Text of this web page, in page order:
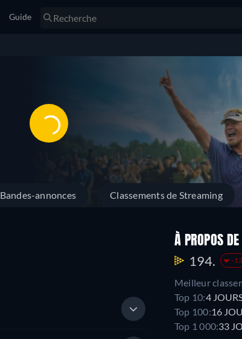
Guide
Bandes-annonces Classements de Streaming
À PROPOS
194. -13
Meilleur
Top 10:4
Top 100:16
Top 1 000:33